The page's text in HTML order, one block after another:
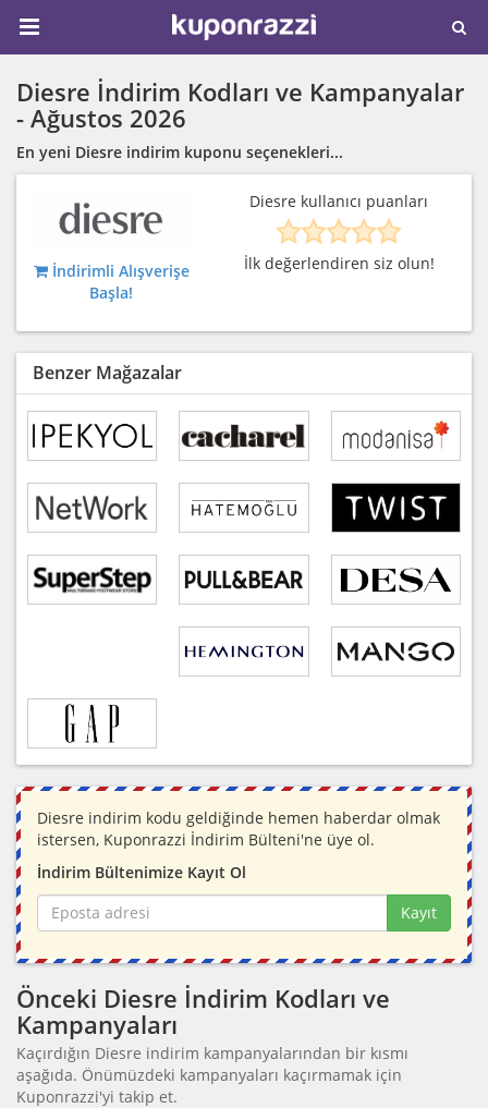
Diesre İndirim Kodları ve Kampanyalar
- Ağustos 2026
En yeni Diesre indirim kuponu seçenekleri...
İndirimli Alışverişe
Başla!
Diesre kullanıcı puanları
İlk değerlendiren siz olun!
Benzer Mağazalar
Diesre indirim kodu geldiğinde hemen haberdar olmak
istersen, Kuponrazzi İndirim Bülteni'ne üye ol.
İndirim Bültenimize Kayıt Ol
Kayıt
Önceki Diesre İndirim Kodları ve
Kampanyaları
Kaçırdığın Diesre indirim kampanyalarından bir kısmı
aşağıda. Önümüzdeki kampanyaları kaçırmamak için
Kuponrazzi'yi takip et.